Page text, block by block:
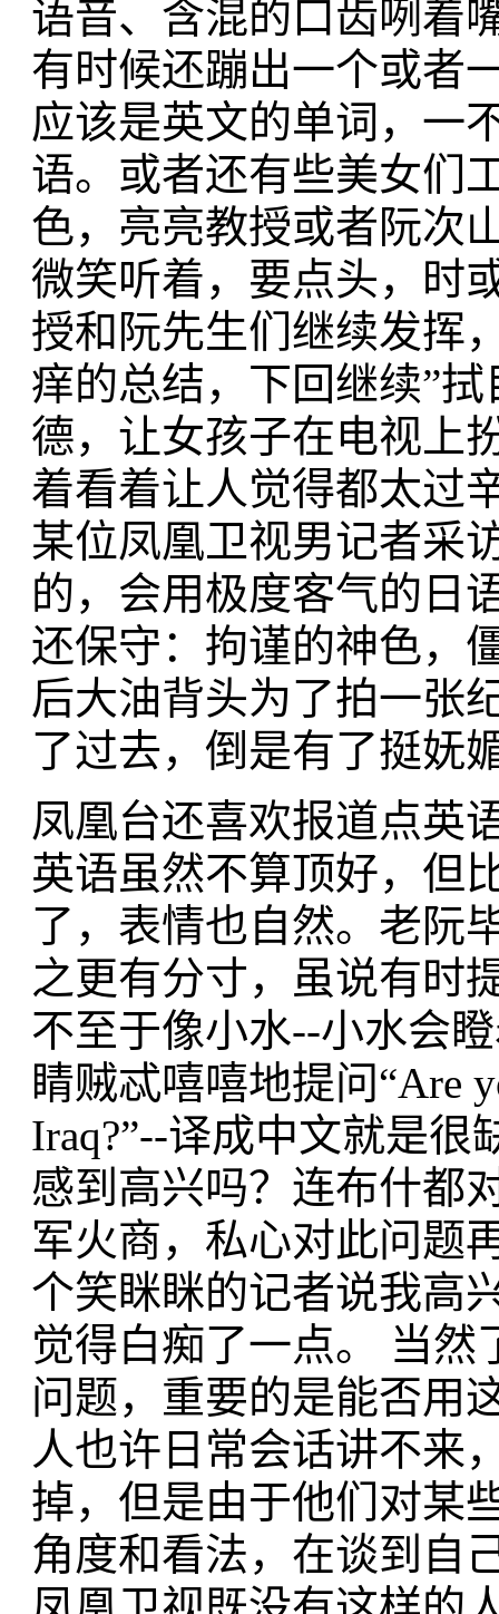
语音、含混的口齿咧着
有时候还蹦出一个或者
应该是英文的单词，一
语。或者还有些美女们
色，亮亮教授或者阮次
微笑听着，要点头，时
授和阮先生们继续发挥
痒的总结，下回继续”
德，让女孩子在电视上
着看着让人觉得都太过
某位凤凰卫视男记者采
的，会用极度客气的日
还保守：拘谨的神色，
后大油背头为了拍一张
了过去，倒是有了挺妩
凤凰台还喜欢报道点英
英语虽然不算顶好，但
了，表情也自然。老阮
之更有分寸，虽说有时
不至于像小水--小水会
睛贼忒嘻嘻地提问“Are
Iraq?”--译成中文就是
感到高兴吗？连布什都
军火商，私心对此问题
个笑眯眯的记者说我高
觉得白痴了一点。 当然
问题，重要的是能否用
人也许日常会话讲不来
掉，但是由于他们对某
角度和看法，在谈到自